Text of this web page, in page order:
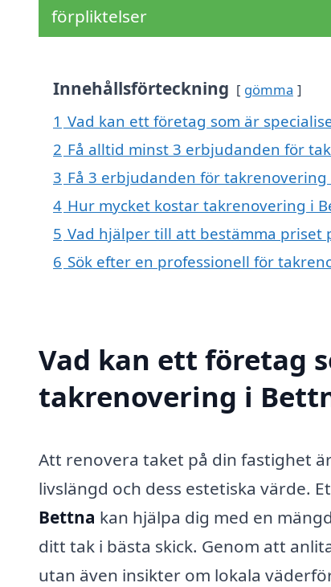
förpliktelser
Innehållsförteckning gömma
1 Vad kan ett företag som är
2 Få alltid minst 3 erbjudanden för
3 Få 3 erbjudanden för
4 Hur mycket kostar takrenovering i
5 Vad hjälper till att bestämma priset
6 Sök efter en professionell för
Vad kan ett företag
takrenovering i
Att renovera taket på din fastighet
livslängd och dess estetiska värde.
Bettna kan hjälpa dig med en
ditt tak i bästa skick. Genom att
utan även insikter om lokala